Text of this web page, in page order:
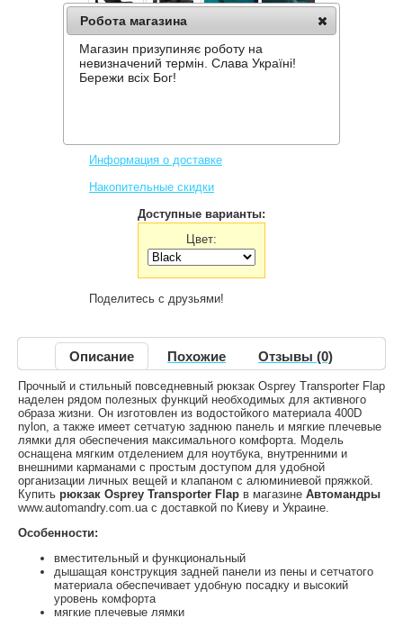
РЮКЗАК OSPREY TRANSPORTER FLAP
Информация о доставке
Накопительные скидки
Доступные варианты:
Цвет:
Поделитесь с друзьями!
Описание Похожие Отзывы (0)
Прочный и стильный повседневный рюкзак Osprey Transporter Flap
наделен рядом полезных функций необходимых для активного
образа жизни. Он изготовлен из водостойкого материала 400D
nylon, а также имеет сетчатую заднюю панель и мягкие плечевые
лямки для обеспечения максимального комфорта. Модель
оснащена мягким отделением для ноутбука, внутренними и
внешними карманами с простым доступом для удобной
организации личных вещей и клапаном с алюминиевой пряжкой.
Купить рюкзак Osprey Transporter Flap в магазине Автомандры
www.automandry.com.ua с доставкой по Киеву и Украине.
Особенности:
вместительный и функциональный
дышащая конструкция задней панели из пены и сетчатого
материала обеспечивает удобную посадку и высокий
уровень комфорта
мягкие плечевые лямки
Робота магазина
Магазин призупиняє роботу на
невизначений термін. Слава Україні!
Бережи всіх Бог!